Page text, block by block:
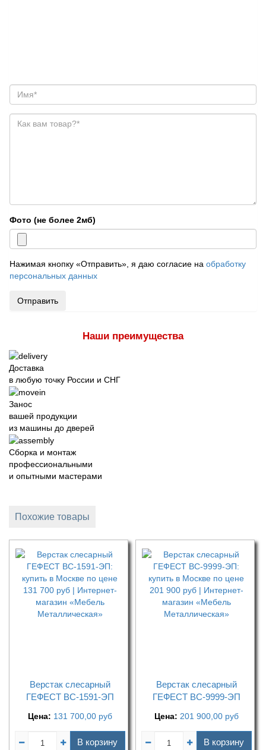
Фото (не более 2мб)
Нажимая кнопку «Отправить», я даю согласие на обработку
персональных данных
Отправить
Наши преимущества
Доставка
в любую точку России и СНГ
Занос
вашей продукции
из машины до дверей
Сборка и монтаж
профессиональными
и опытными мастерами
Похожие товары
Верстак слесарный
ГЕФЕСТ ВС-1591-ЭП
Цена: 131 700,00 руб
В корзину
Верстак слесарный
ГЕФЕСТ ВС-9999-ЭП
Цена: 201 900,00 руб
В корзину